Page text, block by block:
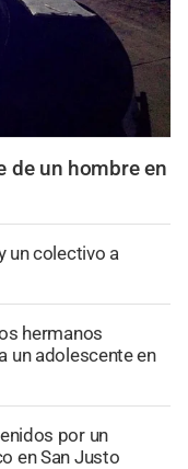
de un hombre en
un colectivo a
hermanos
un adolescente en
por un
en San Justo